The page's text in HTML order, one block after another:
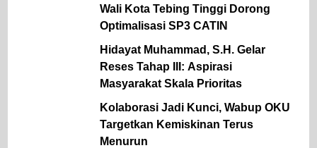
Wali Kota Tebing Tinggi Dorong
Optimalisasi SP3 CATIN
Hidayat Muhammad, S.H. Gelar
Reses Tahap III: Aspirasi
Kolaborasi Jadi Kunci, Wabup OKU
Targetkan Kemiskinan Terus
Menurun